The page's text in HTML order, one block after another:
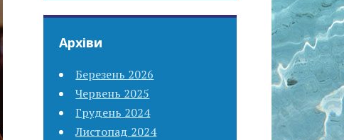
Архіви
Березень 2026
Червень 2025
Грудень 2024
Листопад 2024